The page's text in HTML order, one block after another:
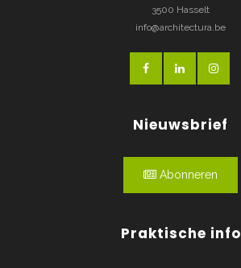
3500 Hasselt
info@architectura.be
Nieuwsbrief
Abonneren
Praktische info